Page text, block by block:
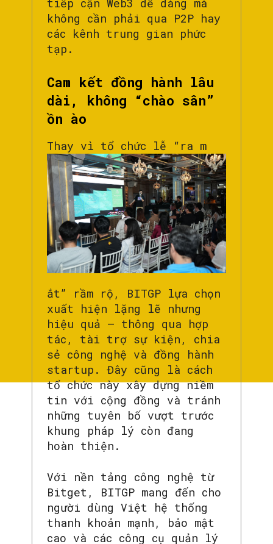
tiếp cận Web3 dễ dàng mà
không cần phải qua P2P hay
các kênh trung gian phức
tạp.
Cam kết đồng hành lâu
dài, không “chào sân”
ồn ào
Thay vì tổ chức lễ “ra m
ắt” rầm rộ, BITGP lựa chọn
xuất hiện lặng lẽ nhưng
hiệu quả – thông qua hợp
tác, tài trợ sự kiện, chia
sẻ công nghệ và đồng hành
startup. Đây cũng là cách
tổ chức này xây dựng niềm
tin với cộng đồng và tránh
những tuyên bố vượt trước
khung pháp lý còn đang
hoàn thiện.
Với nền tảng công nghệ từ
Bitget, BITGP mang đến cho
người dùng Việt hệ thống
thanh khoản mạnh, bảo mật
cao và các công cụ quản lý